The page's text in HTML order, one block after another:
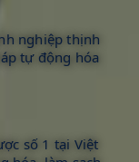
nghiệp thịnh
tự động hóa
số 1 tại Việt